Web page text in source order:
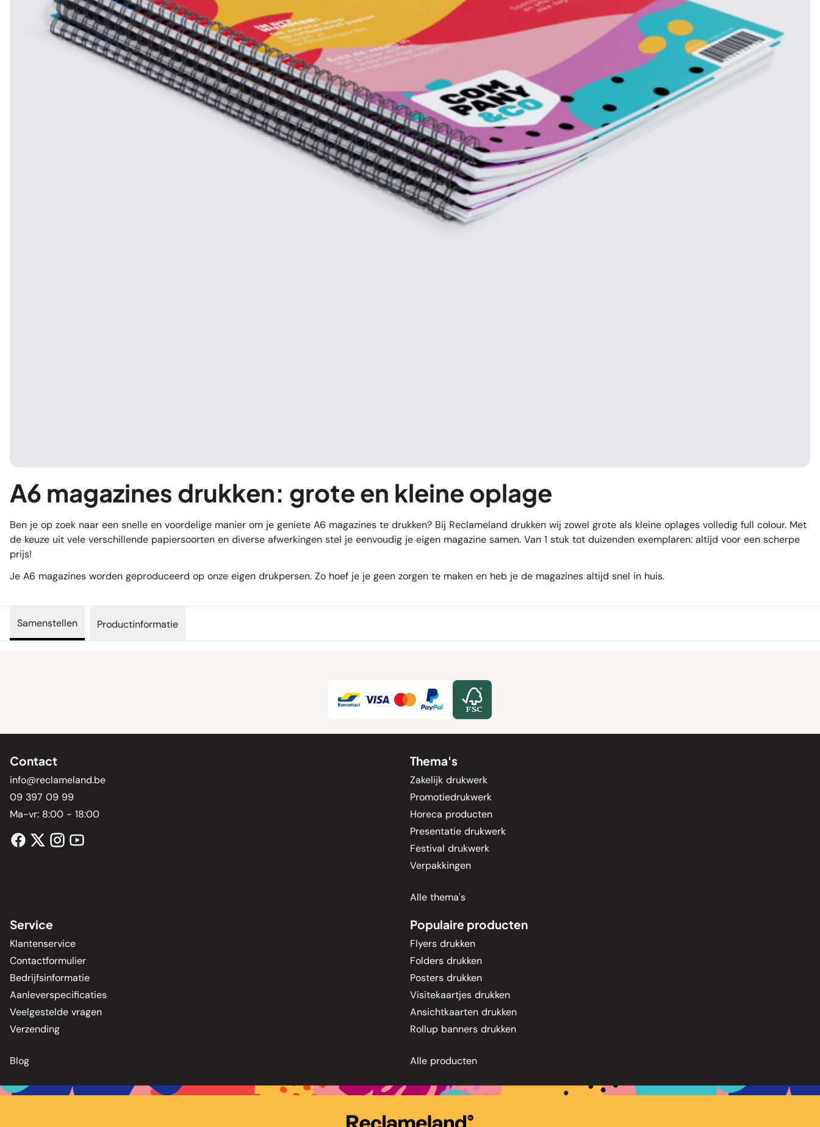
A6 magazines drukken: grote en kleine oplage
Ben je op zoek naar een snelle en voordelige manier om je geniete A6 magazines te drukken? Bij Reclameland drukken wij zowel grote als kleine oplages volledig full colour. Met
de keuze uit vele verschillende papiersoorten en diverse afwerkingen stel je eenvoudig je eigen magazine samen. Van 1 stuk tot duizenden exemplaren: altijd voor een scherpe
prijs!
Je A6 magazines worden geproduceerd op onze eigen drukpersen. Zo hoef je je geen zorgen te maken en heb je de magazines altijd snel in huis.
Samenstellen Productinformatie
Contact
info@reclameland.be
09 397 09 99
Ma-vr: 8:00 - 18:00
Thema's
Zakelijk drukwerk
Promotiedrukwerk
Horeca producten
Presentatie drukwerk
Festival drukwerk
Verpakkingen
Alle thema's
Service
Klantenservice
Contactformulier
Bedrijfsinformatie
Aanleverspecificaties
Veelgestelde vragen
Verzending
Blog
Populaire producten
Flyers drukken
Folders drukken
Posters drukken
Visitekaartjes drukken
Ansichtkaarten drukken
Rollup banners drukken
Alle producten